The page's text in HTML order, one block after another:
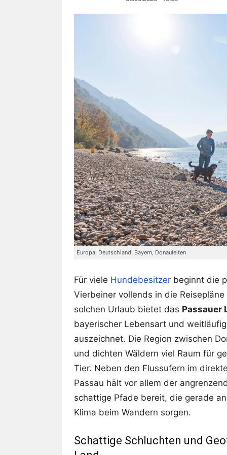
Europa, Deutschland, Bayern, Donauleiten
Für viele Hundebesitzer beginnt die
Vierbeiner vollends in die
solchen Urlaub bietet das Passauer
bayerischer Lebensart und
auszeichnet. Die Region zwischen
und dichten Wäldern viel Raum für
Tier. Neben den Flussufern im
Passau hält vor allem der
schattige Pfade bereit, die gerade
Klima beim Wandern sorgen.
Schattige Schluchten und